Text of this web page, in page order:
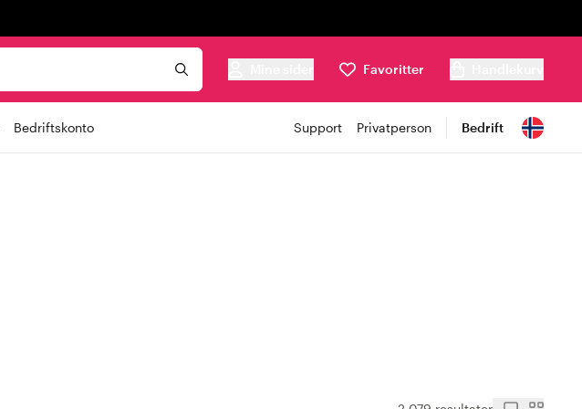
Favoritter
Bedriftskonto Support Privatperson Bedrift